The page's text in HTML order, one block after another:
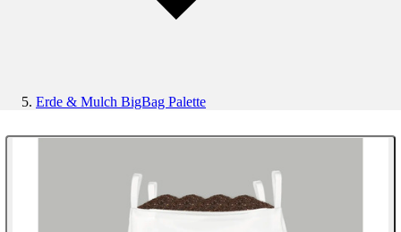
Erde & Mulch BigBag Palette